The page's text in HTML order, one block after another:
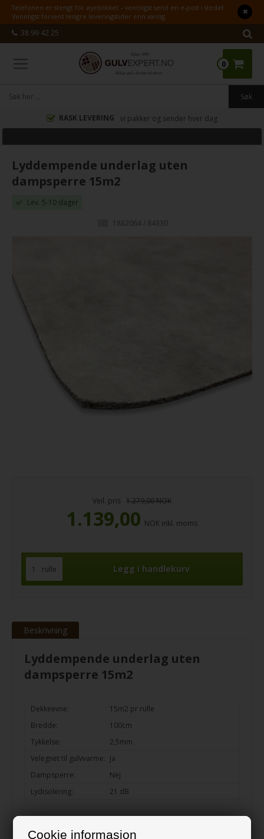
Cookie informasjon
Telefonen er stengt for øyeblikket – vennligst send en e-post i stedet.
Vennligst forvent lengre leveringstider enn vanlig.
38 99 42 25
0
RASK LEVERING vi pakker og sender hver dag
Lyddempende underlag uten
dampsperre 15m2
Lev. 5-10 dager
1882064 / 84330
Veil. pris 1.279,00 NOK
1.139,00 NOK inkl. moms
rulle
Beskrivning
Lyddempende underlag uten
dampsperre 15m2
Dekkeevne:
15m2 pr rulle
Bredde:
100cm
Tykkelse:
2,5mm
Velegnet til gulvvarme: Ja
Dampsperre:
Nej
Lydisolering:
21 dB
legges på betonggulv. Underlaget holder fasongen, slik at gulvet